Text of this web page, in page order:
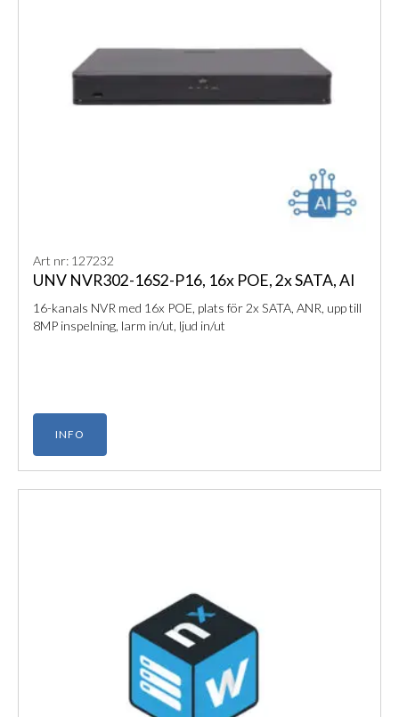
Art nr: 127232
UNV NVR302-16S2-P16, 16x POE, 2x SATA, AI
16-kanals NVR med 16x POE, plats för 2x SATA, ANR, upp till
8MP inspelning, larm in/ut, ljud in/ut
INFO